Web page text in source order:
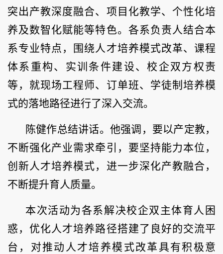
突出产教深度融合、项目化教学、个性化培
养及数智化赋能等特色。各系负责人结合本
系专业特点，围绕人才培养模式改革、课程
体系重构、实训条件建设、校企双方权责
等，就现场工程师、订单班、学徒制培养模
式的落地路径进行了深入交流。
陈健作总结讲话。他强调，要以产定教，
不断强化产业需求牵引，要坚持能力本位，
创新人才培养模式，进一步深化产教融合，
不断提升育人质量。
本次活动为各系解决校企双主体育人困
惑，优化人才培养路径搭建了良好的交流平
台，对推动人才培养模式改革具有积极意